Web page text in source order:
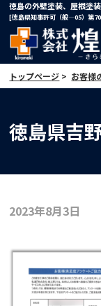
徳島の外壁塗装、屋根塗
[徳島県知事許可（般―05）第
トップページ > お客様
徳島県吉
2023年8月3日